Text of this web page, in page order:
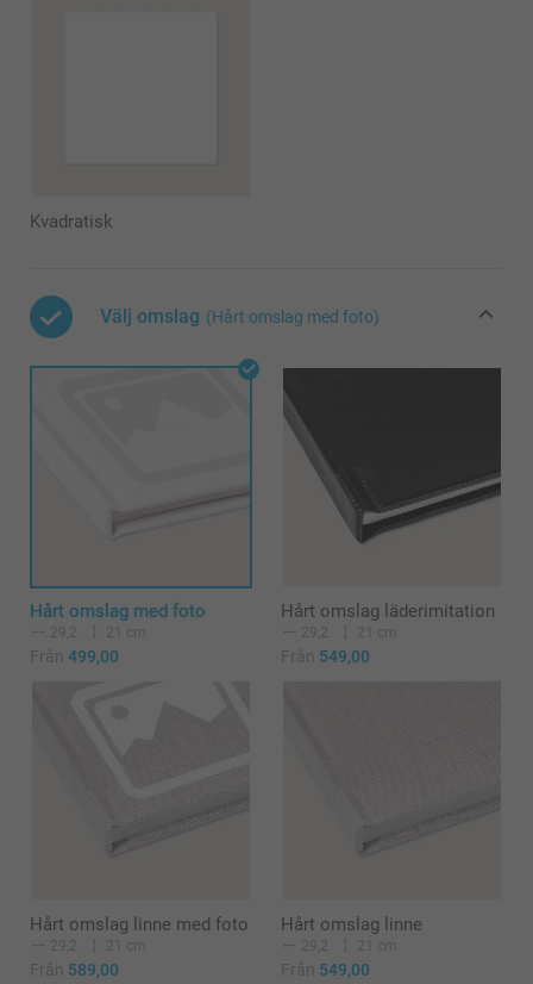
Kvadratisk
Välj omslag (Hårt omslag med foto)
Hårt omslag med foto
29,2 21 cm
Från 499,00
Hårt omslag läderimitation
29,2 21 cm
Från 549,00
Hårt omslag linne med foto
29,2 21 cm
Från 589,00
Hårt omslag linne
29,2 21 cm
Från 549,00